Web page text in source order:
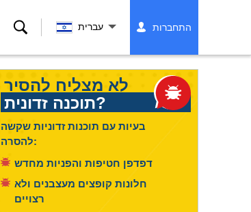
לחפש עברית התחברות
לא מצליח להסיר
תוכנה זדונית?
בעיות עם תוכנות זדוניות שקשה
להסרה:
דפדפן חטיפות והפניות מחדש
חלונות קופצים מעצבנים ולא
רצויים